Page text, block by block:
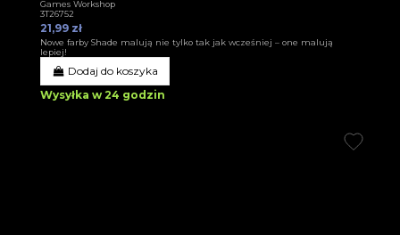
Games Workshop
3T26752
21,99 zł
Nowe farby Shade malują nie tylko tak jak wcześniej – one malują
lepiej!
Dodaj do koszyka
Wysyłka w 24 godzin